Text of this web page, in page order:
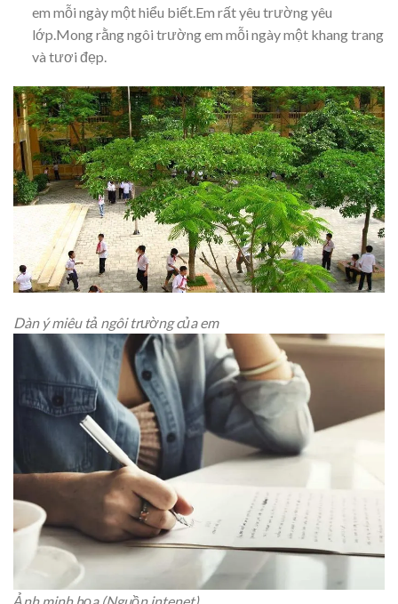
em mỗi ngày một hiểu biết.Em rất yêu trường yêu
lớp.Mong rằng ngôi trường em mỗi ngày một khang trang
và tươi đẹp.
Dàn ý miêu tả ngôi trường của em